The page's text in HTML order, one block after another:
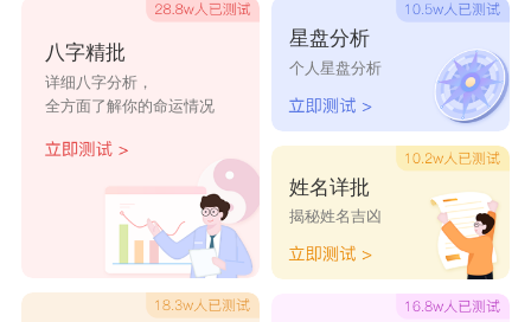
满孝 钦欧 昊柳
峻隆 相峰 远语
八字精批
详细八字分析，
全方面了解你的命运情况
星盘分析
个人星盘分析
姓名详批
揭秘姓名吉凶